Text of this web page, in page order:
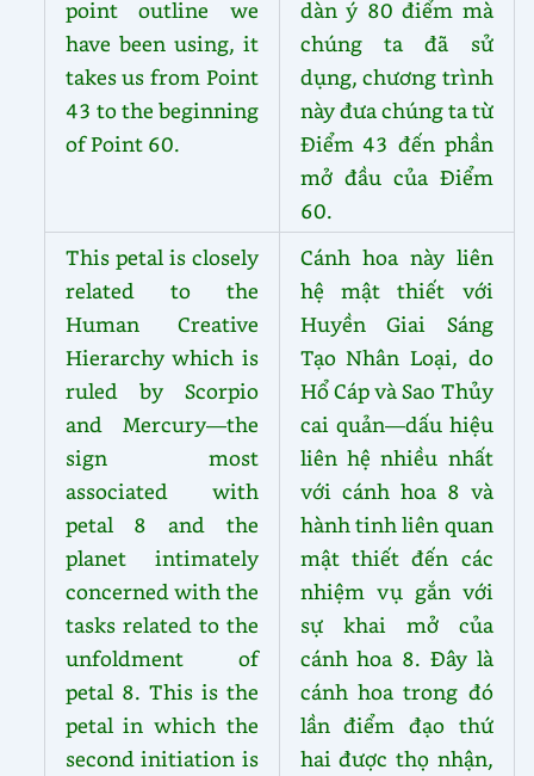
point outline we
have been using, it
takes us from Point
43 to the beginning
of Point 60.
dàn ý 80 điểm mà
chúng ta đã sử
dụng, chương trình
này đưa chúng ta từ
Điểm 43 đến phần
mở đầu của Điểm
60.
This petal is closely
related to the
Human Creative
Hierarchy which is
ruled by Scorpio
and Mercury—the
sign most
associated with
petal 8 and the
planet intimately
concerned with the
tasks related to the
unfoldment of
petal 8. This is the
petal in which the
second initiation is
Cánh hoa này liên
hệ mật thiết với
Huyền Giai Sáng
Tạo Nhân Loại, do
Hổ Cáp và Sao Thủy
cai quản—dấu hiệu
liên hệ nhiều nhất
với cánh hoa 8 và
hành tinh liên quan
mật thiết đến các
nhiệm vụ gắn với
sự khai mở của
cánh hoa 8. Đây là
cánh hoa trong đó
lần điểm đạo thứ
hai được thọ nhận,